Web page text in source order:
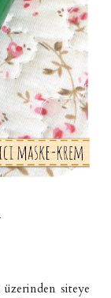
üzerinden siteye